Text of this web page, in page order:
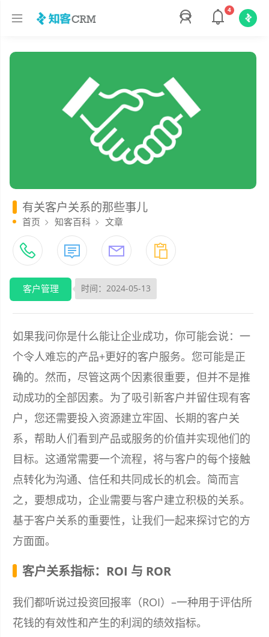
4
有关客户关系的那些事儿
首页 知客百科 文章
客户管理 时间：2024-05-13
如果我问你是什么能让企业成功，你可能会说：一
个令人难忘的产品+更好的客户服务。您可能是正
确的。然而，尽管这两个因素很重要，但并不是推
动成功的全部因素。为了吸引新客户并留住现有客
户，您还需要投入资源建立牢固、长期的客户关
系，帮助人们看到产品或服务的价值并实现他们的
目标。这通常需要一个流程，将与客户的每个接触
点转化为沟通、信任和共同成长的机会。简而言
之，要想成功，企业需要与客户建立积极的关系。
基于客户关系的重要性，让我们一起来探讨它的方
方面面。
客户关系指标：ROI 与 ROR
我们都听说过投资回报率（ROI）–一种用于评估所
花钱的有效性和产生的利润的绩效指标。